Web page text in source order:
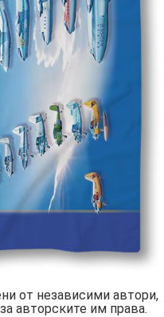
от независими автори,
авторските им права.